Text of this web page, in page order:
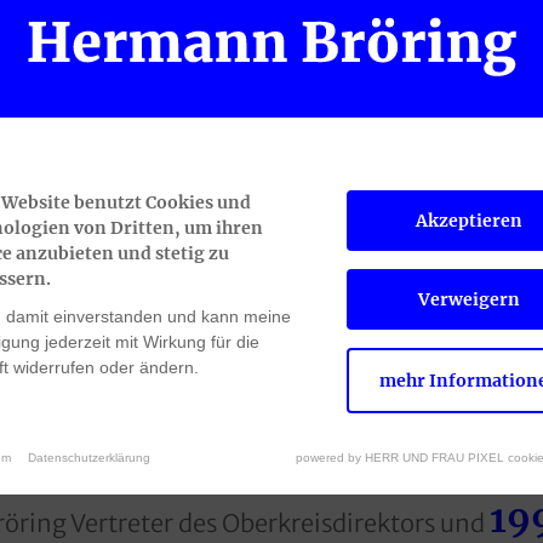
als Stadtkämmerer und stellvertretender
Vertreter des Oberkreisdirektors und
benutzt Cookies und
von Dritten, um ihren
anzubieten und stetig zu
damit einverstanden und kann meine
jederzeit mit Wirkung für die
widerrufen oder ändern.
Akzeptieren
Verweigern
mehr
Datenschutzerklärung powered by HERR UND FRAU PIXEL